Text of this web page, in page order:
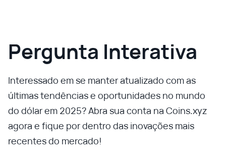
Pergunta Interativa
Interessado em se manter atualizado com as
últimas tendências e oportunidades no mundo
do dólar em 2025? Abra sua conta na Coins.xyz
agora e fique por dentro das inovações mais
recentes do mercado!